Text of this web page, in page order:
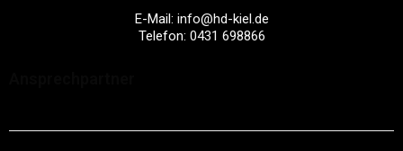
E-Mail: info@hd-kiel.de
Telefon: 0431 698866